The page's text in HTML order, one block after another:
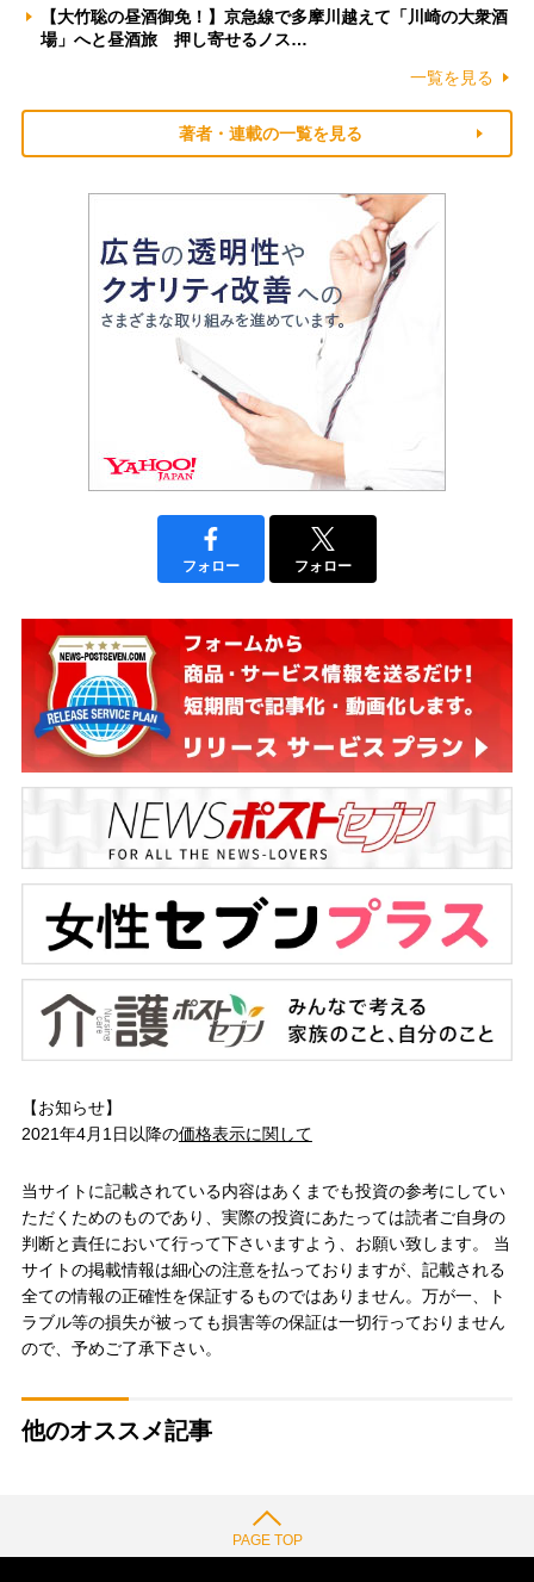
【大竹聡の昼酒御免！】京急線で多摩川越えて「川崎の大衆酒
場」へと昼酒旅 押し寄せるノス…
一覧を見る
著者・連載の一覧を見る
フォロー フォロー
【お知らせ】
2021年4月1日以降の価格表示に関して
当サイトに記載されている内容はあくまでも投資の参考にしてい
ただくためのものであり、実際の投資にあたっては読者ご自身の
判断と責任において行って下さいますよう、お願い致します。 当
サイトの掲載情報は細心の注意を払っておりますが、記載される
全ての情報の正確性を保証するものではありません。万が一、ト
ラブル等の損失が被っても損害等の保証は一切行っておりません
ので、予めご了承下さい。
他のオススメ記事
PAGE TOP